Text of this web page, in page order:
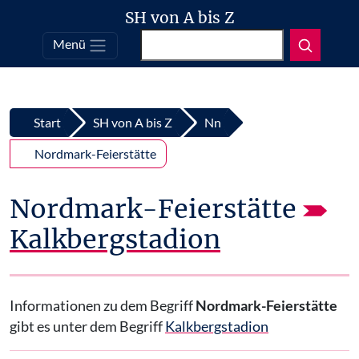
Top
Zum Inhalt springen
SH von A bis Z
Menü
Start SH von A bis Z Nn
Nordmark-Feierstätte
Nordmark-Feierstätte
Kalkbergstadion
Informationen zu dem BegriffNordmark-Feierstätte
gibt es unter dem BegriffKalkbergstadion